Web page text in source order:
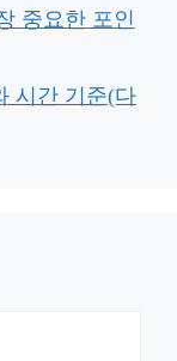
중요한 포인
시간 기준(다